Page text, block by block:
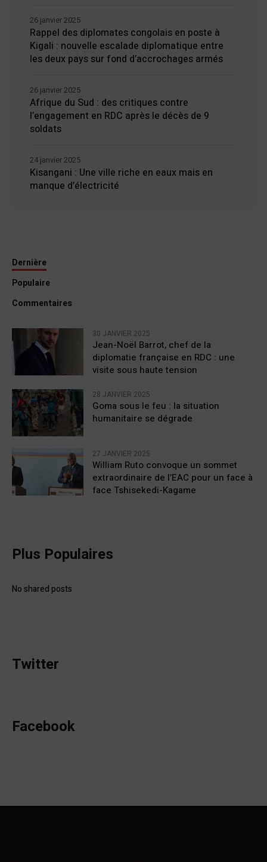
Rappel des diplomates congolais en poste à
Kigali : nouvelle escalade diplomatique entre
les deux pays sur fond d’accrochages armés
26 janvier 2025
Afrique du Sud : des critiques contre
l’engagement en RDC après le décès de 9
soldats
26 janvier 2025
Kisangani : Une ville riche en eaux mais en
manque d’électricité
24 janvier 2025
Dernière
Populaire
Commentaires
30 JANVIER 2025
Jean-Noël Barrot, chef de la
diplomatie française en RDC : une
visite sous haute tension
28 JANVIER 2025
Goma sous le feu : la situation
humanitaire se dégrade
27 JANVIER 2025
William Ruto convoque un sommet
extraordinaire de l’EAC pour un face à
face Tshisekedi-Kagame
Plus Populaires
No shared posts
Twitter
Facebook